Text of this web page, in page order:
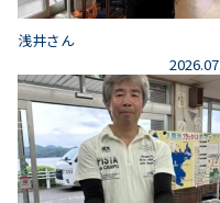
浅井さん